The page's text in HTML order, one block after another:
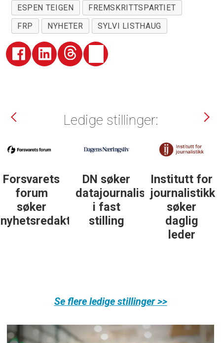
ESPEN TEIGEN
FREMSKRITTSPARTIET
FRP
NYHETER SYLVI LISTHAUG
Ledige stillinger:
DN søker
datajournalist
i fast
stilling
Institutt for
journalistikk
søker
daglig
DN søker
journalist
personlig
økonomi
Se flere ledige stillinger >>